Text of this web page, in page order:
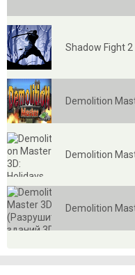
Shadow Fight 2
Demolition
Demolition
Demolition